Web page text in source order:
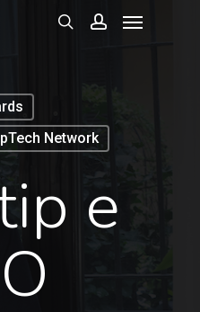
Network
e